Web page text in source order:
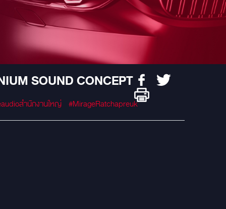
SOUND CONCEPT
สำนักงานใหญ่ #MirageRatchapreuk